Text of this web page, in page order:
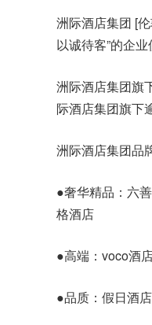
洲际酒店集团 [
以诚待客”的企业
洲际酒店集团旗
际酒店集团旗下
洲际酒店集团品
●奢华精品 ：六
格酒店
●高端 ：voco酒
●品质 ：假日酒